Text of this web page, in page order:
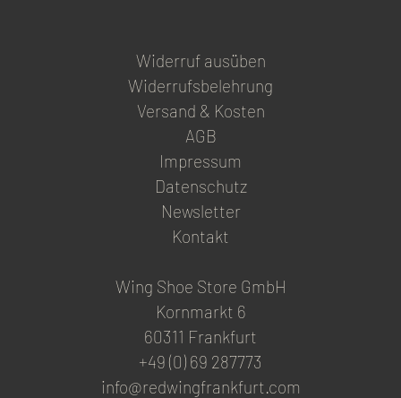
Widerruf ausüben
Widerrufsbelehrung
Versand & Kosten
AGB
Impressum
Datenschutz
Newsletter
Kontakt
Wing Shoe Store GmbH
Kornmarkt 6
60311 Frankfurt
+49 (0) 69 287773
info@redwingfrankfurt.com